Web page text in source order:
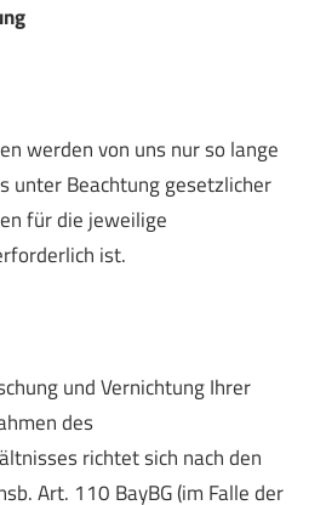
werden von uns nur so lange
unter Beachtung gesetzlicher
für die jeweilige
ist.
und Vernichtung Ihrer
des
richtet sich nach den
Art. 110 BayBG (im Falle der